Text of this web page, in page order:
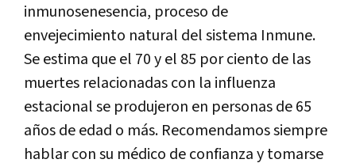
inmunosenesencia, proceso de
envejecimiento natural del sistema Inmune.
Se estima que el 70 y el 85 por ciento de las
muertes relacionadas con la influenza
estacional se produjeron en personas de 65
años de edad o más. Recomendamos siempre
hablar con su médico de confianza y tomarse